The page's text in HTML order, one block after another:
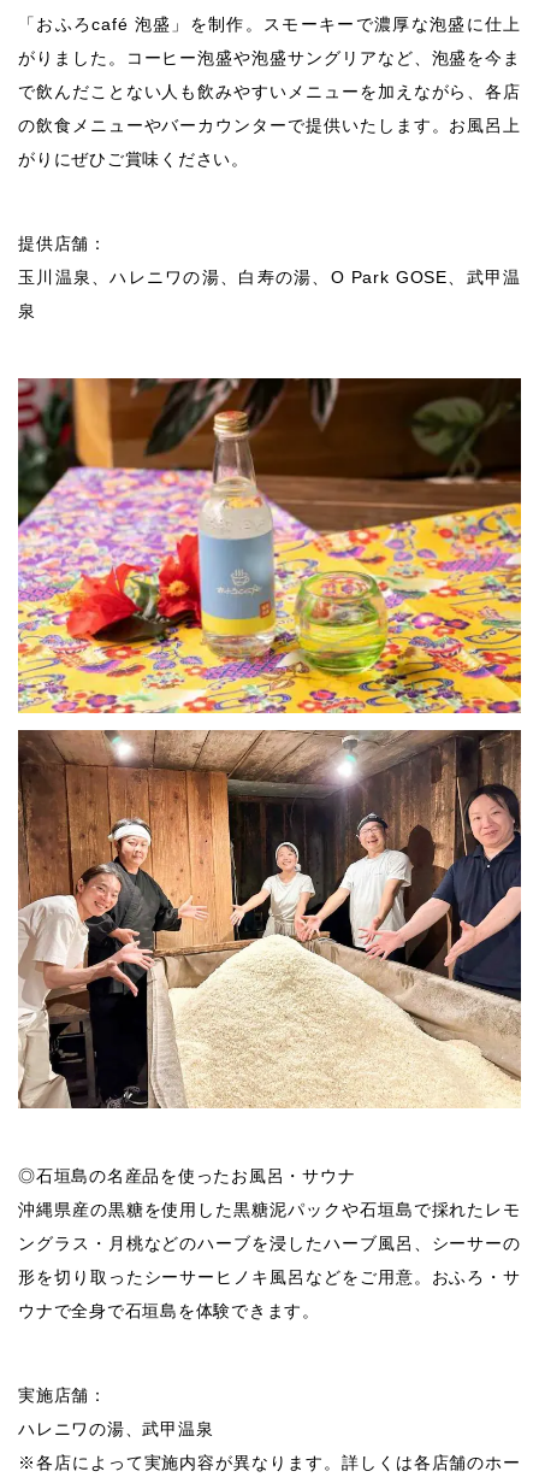
「おふろcafé 泡盛」を制作。スモーキーで濃厚な泡盛に仕上
がりました。コーヒー泡盛や泡盛サングリアなど、泡盛を今ま
で飲んだことない人も飲みやすいメニューを加えながら、各店
の飲食メニューやバーカウンターで提供いたします。お風呂上
がりにぜひご賞味ください。
提供店舗：
玉川温泉、ハレニワの湯、白寿の湯、O Park GOSE、武甲温
泉
◎石垣島の名産品を使ったお風呂・サウナ
沖縄県産の黒糖を使用した黒糖泥パックや石垣島で採れたレモ
ングラス・月桃などのハーブを浸したハーブ風呂、シーサーの
形を切り取ったシーサーヒノキ風呂などをご用意。おふろ・サ
ウナで全身で石垣島を体験できます。
実施店舗：
ハレニワの湯、武甲温泉
※各店によって実施内容が異なります。詳しくは各店舗のホー